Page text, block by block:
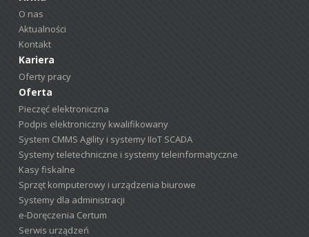
O nas
Aktualności
Kontakt
Kariera
Oferty pracy
Oferta
Pieczęć elektroniczna
Podpis elektroniczny kwalifikowany
System CMMS Agility i systemy IIoT SCADA
Systemy teletechniczne i systemy teleinformatyczne
Kasy fiskalne
Sprzęt komputerowy i urządzenia biurowe
Systemy dla administracji
e-Doręczenia Certum
Serwis urządzeń